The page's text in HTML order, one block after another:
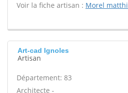
Voir la fiche artisan : Morel
Art-cad Ignoles
Artisan
Département: 83
Architecte -